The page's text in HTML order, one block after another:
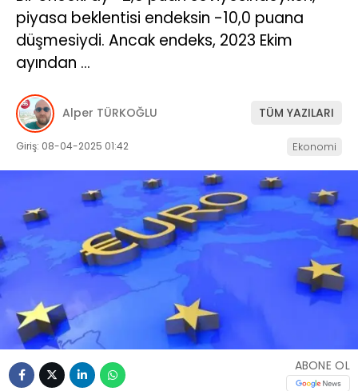
piyasa beklentisi endeksin -10,0 puana
düşmesiydi. Ancak endeks, 2023 Ekim
ayından …
Alper TÜRKOĞLU TÜM YAZILARI
Giriş: 08-04-2025 01:42 Ekonomi
ABONE OL